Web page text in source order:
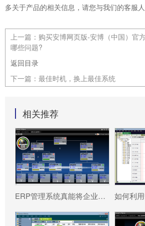
多关于产品的相关信息，请您与我们的客服
上一篇： 购买安博网页版-安博（中国）官
哪些问题?
返回目录
下一篇： 最佳时机，换上最佳系统
相关推荐
ERP管理系统真能将企业数据转化为可执行决策吗?